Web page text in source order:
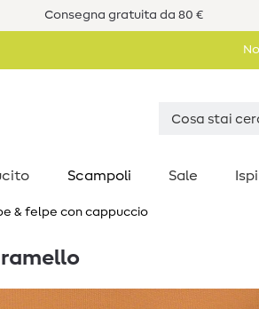
Consegna gratuita da 80 €
Scampoli Sale
& felpe con cappuccio